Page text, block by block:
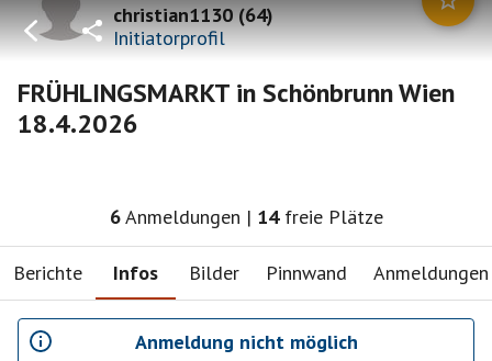
christian1130(64)
Initiatorprofil
FRÜHLINGSMARKT in Schönbrunn Wien
18.4.2026
6Anmeldungen | 14 freie Plätze
Berichte Infos Bilder Pinnwand Anmeldungen
Anmeldung nicht möglich